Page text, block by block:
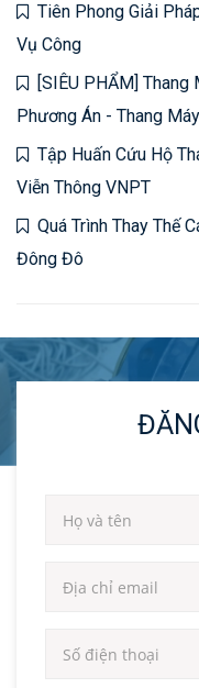
Tiên Phong Giải
Vụ Công
[SIÊU PHẨM] Thang
Phương Án - Thang
Tập Huấn Cứu Hộ
Viễn Thông VNPT
Quá Trình Thay Thế
Đông Đô